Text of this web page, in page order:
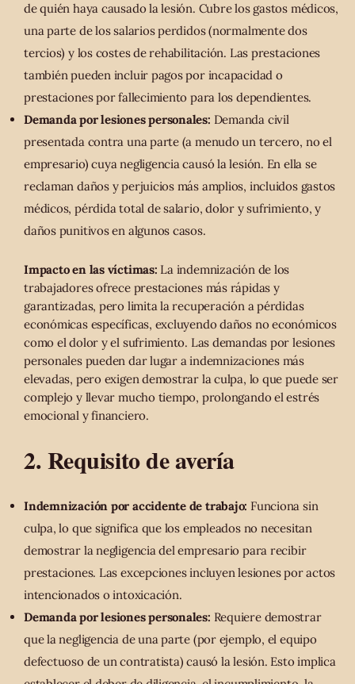
de quién haya causado la lesión. Cubre los gastos médicos,
una parte de los salarios perdidos (normalmente dos
tercios) y los costes de rehabilitación. Las prestaciones
también pueden incluir pagos por incapacidad o
prestaciones por fallecimiento para los dependientes.
Demanda por lesiones personales: Demanda civil
presentada contra una parte (a menudo un tercero, no el
empresario) cuya negligencia causó la lesión. En ella se
reclaman daños y perjuicios más amplios, incluidos gastos
médicos, pérdida total de salario, dolor y sufrimiento, y
daños punitivos en algunos casos.
Impacto en las víctimas: La indemnización de los
trabajadores ofrece prestaciones más rápidas y
garantizadas, pero limita la recuperación a pérdidas
económicas específicas, excluyendo daños no económicos
como el dolor y el sufrimiento. Las demandas por lesiones
personales pueden dar lugar a indemnizaciones más
elevadas, pero exigen demostrar la culpa, lo que puede ser
complejo y llevar mucho tiempo, prolongando el estrés
emocional y financiero.
2. Requisito de avería
Indemnización por accidente de trabajo: Funciona sin
culpa, lo que significa que los empleados no necesitan
demostrar la negligencia del empresario para recibir
prestaciones. Las excepciones incluyen lesiones por actos
intencionados o intoxicación.
Demanda por lesiones personales: Requiere demostrar
que la negligencia de una parte (por ejemplo, el equipo
defectuoso de un contratista) causó la lesión. Esto implica